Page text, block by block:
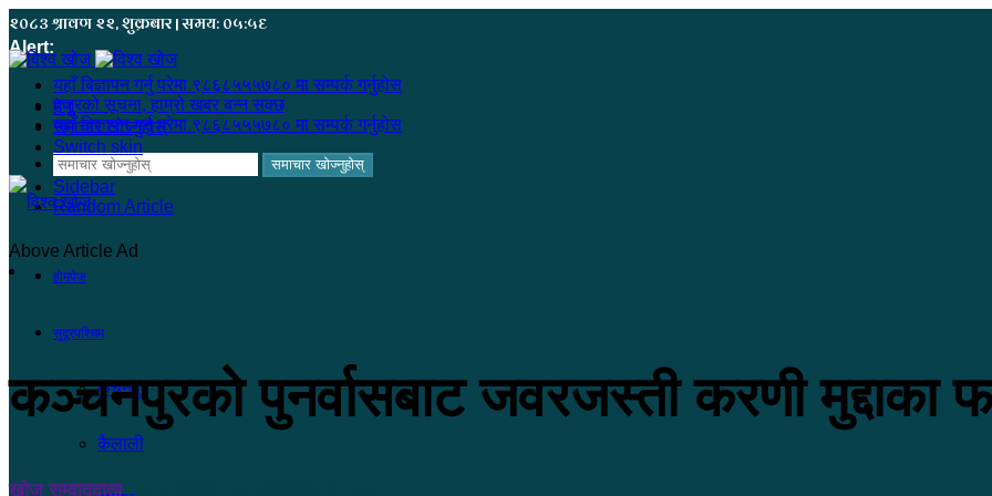
२०८३ श्रावण २२, शुक्रबार | समय: ०५:५६
Alert:
यहाँ बिज्ञापन गर्नु परेमा ९८६८५५५७८० मा सम्पर्क गर्नुहोस
हजुरको सूचना, हाम्रो खबर बन्न सक्छ
यहाँ बिज्ञापन गर्नु परेमा ९८६८५५५७८० मा सम्पर्क गर्नुहोस
समाचार खोज्नुहोस्
Sidebar
Random Article
मेनू
समाचार खोज्नुहोस्
Switch skin
होमपेज
सुदूरपश्चिम
कंचनपुर
कैलाली
Above Article Ad
कञ्चनपुरको पुनर्वासबाट जवरजस्ती करणी मुद्दाका
खोज सम्वाददाता२०८१ फाल्गुन ११, आईतवार ११:५२